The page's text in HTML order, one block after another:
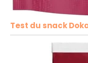
Test du snack